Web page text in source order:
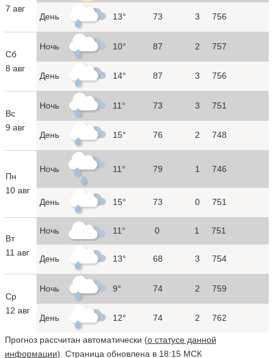
7 авг
День 13° 73 3 756
Сб
8 авг
Ночь 10° 87 2 757
День 14° 87 3 756
Вс
9 авг
Ночь 11° 73 3 751
День 15° 76 2 748
Пн
10 авг
Ночь 11° 79 1 746
День 15° 73 0 751
Вт
11 авг
Ночь 11° 0 1 751
День 13° 68 3 754
Ср
12 авг
Ночь 9° 74 2 759
День 12° 74 2 762
Прогноз рассчитан автоматически (о статусе данной
информации). Страница обновлена в 18:15 МСК